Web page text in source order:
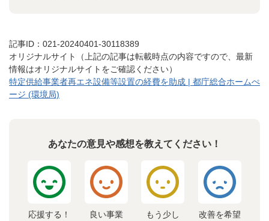
記事ID：021-20240401-30118389
オリジナルサイト（上記の記事は転載時点の内容ですので、最新
情報はオリジナルサイトをご確認ください）
特定供給事業者再エネ設備等設置の経費を助成 | 都庁総合ホームぺ
ージ (環境局)
あなたの意見や感想を教えてください！
応援する！ 良い事業 もう少し 改善を希望